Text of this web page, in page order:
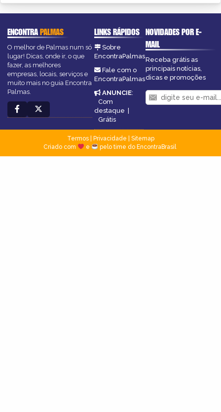
ENCONTRAPALMAS
O melhor de Palmas num só
lugar! Dicas, onde ir, o que
fazer, as melhores
empresas, locais, serviços e
muito mais no guia Encontra
Palmas.
LINKS RÁPIDOS
Sobre
EncontraPalmas
Fale com o
EncontraPalmas
ANUNCIE:
Com
destaque |
Grátis
NOVIDADES POR E-
MAIL
Receba grátis as
principais notícias,
dicas e promoções
Termos| Privacidade
Sitemap
Criado com
e pelo time do EncontraBrasil